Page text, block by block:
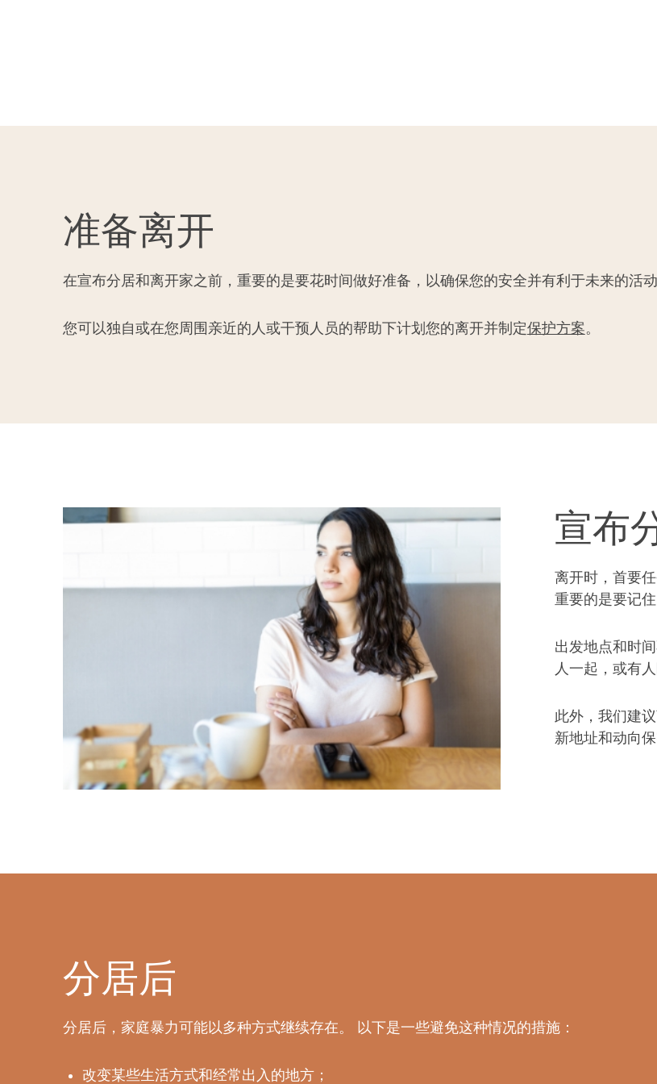
准备离开
在宣布分居和离开家之前，重要的是要花时间做好准备，以确保您的安全并有利于未来的活动
您可以独自或在您周围亲近的人或干预人员的帮助下计划您的离开并制定保护方案。
宣布
离开时，首要
重要的是要记
出发地点和时
人一起，或有
此外，我们建
新地址和动向保
分居后
分居后，家庭暴力可能以多种方式继续存在。 以下是一些避免这种情况的措施：
改变某些生活方式和经常出入的地方；